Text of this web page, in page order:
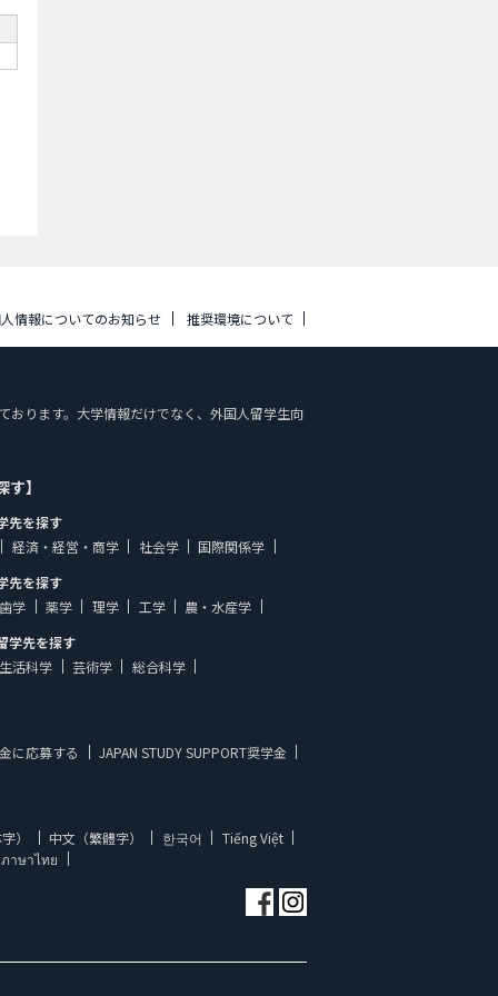
情報についてのお知らせ 推奨環境について
おります。大学情報だけでなく、外国人留学生向
】
先を探す
経済・経営・商学
社会学
国際関係学
先を探す
学
薬学 理学 工学
農・水産学
学先を探す
生活科学
芸術学 総合科学
に応募する JAPAN STUDY SUPPORT奨学金
） 中文（繁體字） 한국어
Tiếng Việt
ภาษาไทย